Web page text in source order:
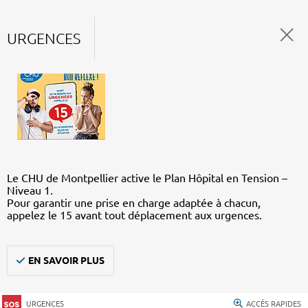
URGENCES
Le CHU de Montpellier active le Plan Hôpital en Tension –
Niveau 1.
Pour garantir une prise en charge adaptée à chacun,
appelez le 15 avant tout déplacement aux urgences.
EN SAVOIR PLUS
URGENCES ACCÈS RAPIDES